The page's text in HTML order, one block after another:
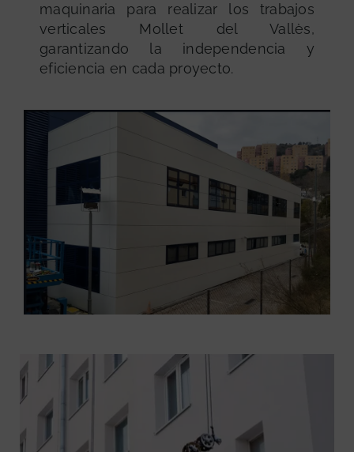
maquinaria para realizar los trabajos
verticales Mollet del Vallès,
garantizando la independencia y
eficiencia en cada proyecto.